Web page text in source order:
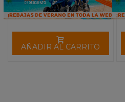
AÑADIR AL CARRITO